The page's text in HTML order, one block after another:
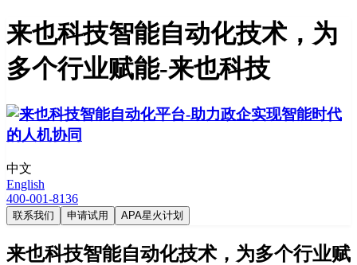
来也科技智能自动化技术，为
多个行业赋能-来也科技
中文
English
400-001-8136
联系我们 申请试用 APA星火计划
来也科技智能自动化技术，为多个行业赋